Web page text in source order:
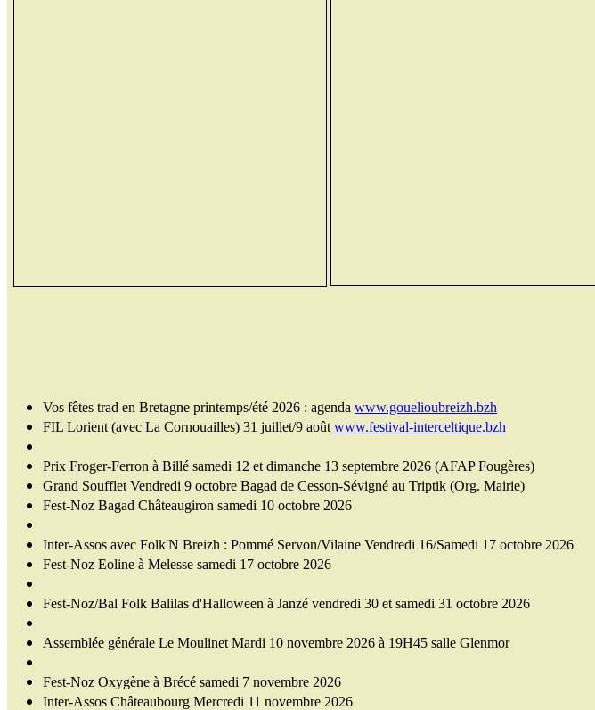
Vos fêtes trad en Bretagne printemps/été 2026 : agenda www.gouelioubreizh.bzh
FIL Lorient (avec La Cornouailles) 31 juillet/9 août www.festival-interceltique.bzh
Prix Froger-Ferron à Billé samedi 12 et dimanche 13 septembre 2026 (AFAP Fougères)
Grand Soufflet Vendredi 9 octobre Bagad de Cesson-Sévigné au Triptik (Org. Mairie)
Fest-Noz Bagad Châteaugiron samedi 10 octobre 2026
Inter-Assos avec Folk'N Breizh : Pommé Servon/Vilaine Vendredi 16/Samedi 17 octobre 2026
Fest-Noz Eoline à Melesse samedi 17 octobre 2026
Fest-Noz/Bal Folk Balilas d'Halloween à Janzé vendredi 30 et samedi 31 octobre 2026
Assemblée générale Le Moulinet Mardi 10 novembre 2026 à 19H45 salle Glenmor
Fest-Noz Oxygène à Brécé samedi 7 novembre 2026
Inter-Assos Châteaubourg Mercredi 11 novembre 2026